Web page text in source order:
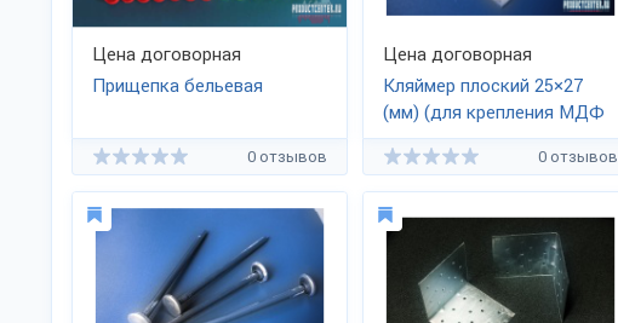
Цена договорная
Прищепка бельевая
0 отзывов
Цена договорная
Кляймер плоский 25×27
(мм) (для крепления МДФ
и ПВХ панелей)
0 отзывов